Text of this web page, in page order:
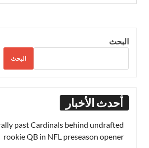
البحث
البحث
أحدث الأخبار
past Cardinals behind undrafted
rookie QB in NFL preseason opener